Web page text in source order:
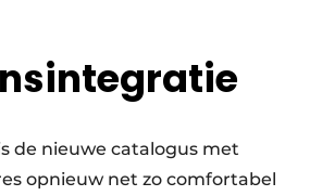
de nieuwe catalogus met
opnieuw net zo comfortabel